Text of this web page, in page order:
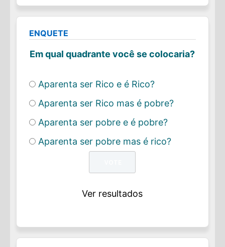
ENQUETE
Em qual quadrante você se colocaria?
Aparenta ser Rico e é Rico?
Aparenta ser Rico mas é pobre?
Aparenta ser pobre e é pobre?
Aparenta ser pobre mas é rico?
Ver resultados